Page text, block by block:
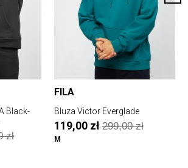
Black-
zł
FILA
Bluza Victor Everglade
119,00 zł299,00 zł
M